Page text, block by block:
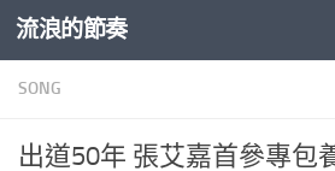
Skip to content
流浪的節奏
SONG
出道50年 張艾嘉首參專包